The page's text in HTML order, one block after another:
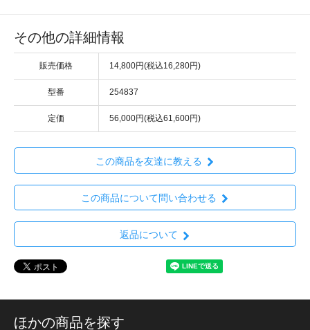
その他の詳細情報
販売価格 14,800円(税込16,280円)
型番 254837
定価 56,000円(税込61,600円)
この商品を友達に教える
この商品について問い合わせる
返品について
ほかの商品を探す